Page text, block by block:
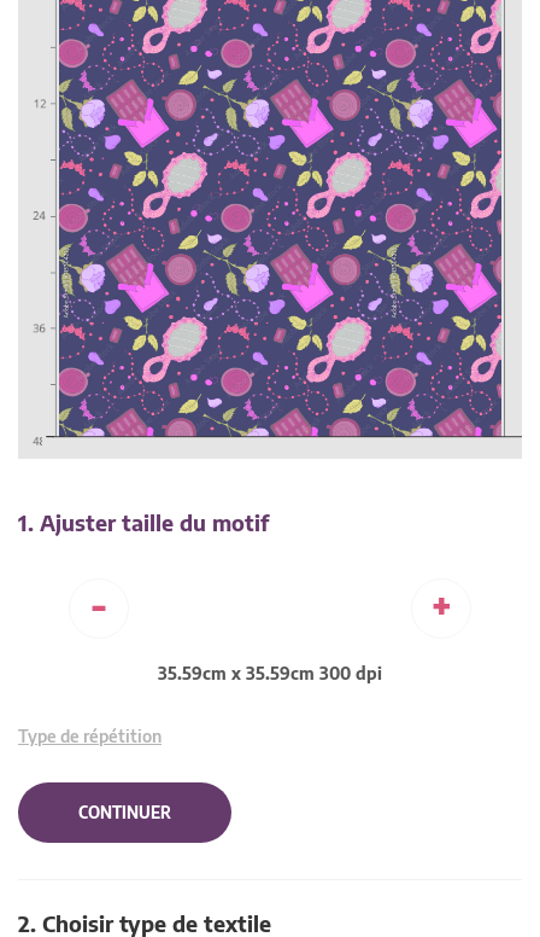
1. Ajuster taille du motif
- +
35.59cm x 35.59cm 300 dpi
Type de répétition
CONTINUER
2. Choisir type de textile